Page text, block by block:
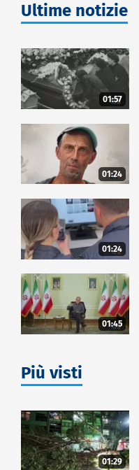
Ultime notizie
01:57
01:24
01:24
01:45
Più visti
01:29